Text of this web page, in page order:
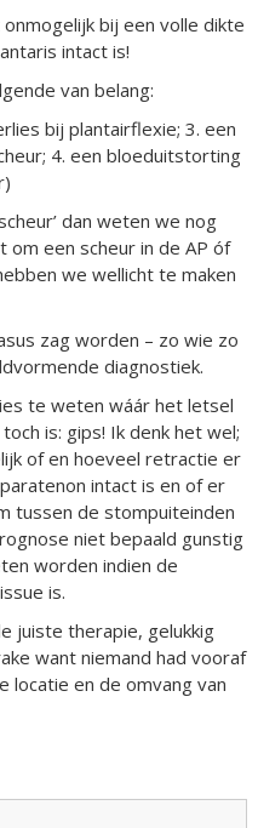
bij een volle dikte
intact is!
van belang:
bij plantairflexie; 3. een
4. een bloeduitstorting
dan weten we nog
een scheur in de AP óf
we wellicht te maken
zag worden – zo wie zo
diagnostiek.
te weten wáár het letsel
is: gips! Ik denk het wel;
of en hoeveel retractie er
intact is en of er
tussen de stompuiteinden
niet bepaald gunstig
worden indien de
is.
juiste therapie, gelukkig
want niemand had vooraf
locatie en de omvang van